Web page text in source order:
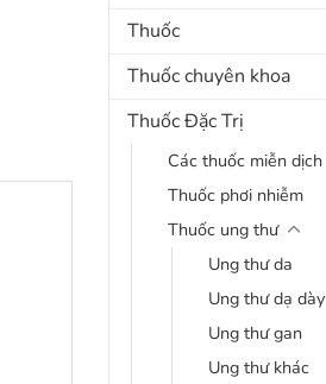
Thuốc
Thuốc chuyên khoa
Thuốc Đặc Trị
Các thuốc miễn dịch
Thuốc phơi nhiễm
Thuốc ung thư
Ung thư da
Ung thư dạ dày
Ung thư gan
Ung thư khác